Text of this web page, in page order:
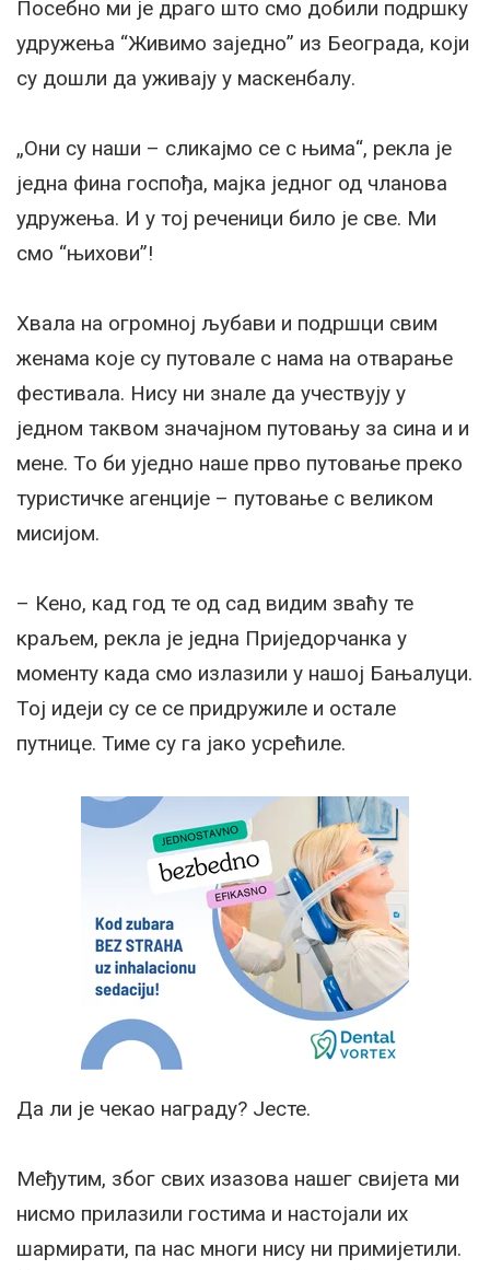
Посебно ми је драго што смо добили подршку
удружења “Живимо заједно” из Београда, који
су дошли да уживају у маскенбалу.
„Они су наши – сликајмо се с њима“, рекла је
једна фина госпођа, мајка једног од чланова
удружења. И у тој реченици било је све. Ми
смо “њихови”!
Хвала на огромној љубави и подршци свим
женама које су путовале с нама на отварање
фестивала. Нису ни знале да учествују у
једном таквом значајном путовању за сина и и
мене. То би уједно наше прво путовање преко
туристичке агенције – путовање с великом
мисијом.
– Кено, кад год те од сад видим зваћу те
краљем, рекла је једна Приједорчанка у
моменту када смо излазили у нашој Бањалуци.
Тој идеји су се се придружиле и остале
путнице. Тиме су га јако усрећиле.
Да ли је чекао награду? Јесте.
Међутим, због свих изазова нашег свијета ми
нисмо прилазили гостима и настојали их
шармирати, па нас многи нису ни примијетили.